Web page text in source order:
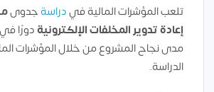
تلعب المؤشرات المالية فيدراسة جدوى
إعادة تدوير المخلفات الإلكترونية دورًا
مدى نجاح المشروع من خلال المؤشرات
الدراسة.